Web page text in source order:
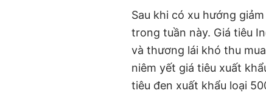
Sau khi có xu hướng
trong tuần này. Giá tiêu
và thương lái khó thu
niêm yết giá tiêu xuất
tiêu đen xuất khẩu loại